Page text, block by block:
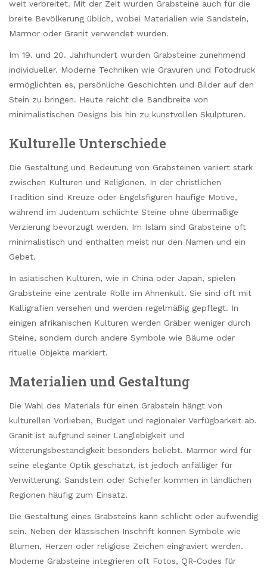
weit verbreitet. Mit der Zeit wurden Grabsteine auch für die
breite Bevölkerung üblich, wobei Materialien wie Sandstein,
Marmor oder Granit verwendet wurden.
Im 19. und 20. Jahrhundert wurden Grabsteine zunehmend
individueller. Moderne Techniken wie Gravuren und Fotodruck
ermöglichten es, persönliche Geschichten und Bilder auf den
Stein zu bringen. Heute reicht die Bandbreite von
minimalistischen Designs bis hin zu kunstvollen Skulpturen.
Kulturelle Unterschiede
Die Gestaltung und Bedeutung von Grabsteinen variiert stark
zwischen Kulturen und Religionen. In der christlichen
Tradition sind Kreuze oder Engelsfiguren häufige Motive,
während im Judentum schlichte Steine ohne übermäßige
Verzierung bevorzugt werden. Im Islam sind Grabsteine oft
minimalistisch und enthalten meist nur den Namen und ein
Gebet.
In asiatischen Kulturen, wie in China oder Japan, spielen
Grabsteine eine zentrale Rolle im Ahnenkult. Sie sind oft mit
Kalligrafien versehen und werden regelmäßig gepflegt. In
einigen afrikanischen Kulturen werden Gräber weniger durch
Steine, sondern durch andere Symbole wie Bäume oder
rituelle Objekte markiert.
Materialien und Gestaltung
Die Wahl des Materials für einen Grabstein hängt von
kulturellen Vorlieben, Budget und regionaler Verfügbarkeit ab.
Granit ist aufgrund seiner Langlebigkeit und
Witterungsbeständigkeit besonders beliebt. Marmor wird für
seine elegante Optik geschätzt, ist jedoch anfälliger für
Verwitterung. Sandstein oder Schiefer kommen in ländlichen
Regionen häufig zum Einsatz.
Die Gestaltung eines Grabsteins kann schlicht oder aufwendig
sein. Neben der klassischen Inschrift können Symbole wie
Blumen, Herzen oder religiöse Zeichen eingraviert werden.
Moderne Grabsteine integrieren oft Fotos, QR-Codes für